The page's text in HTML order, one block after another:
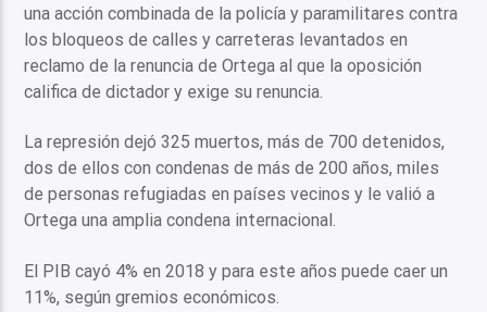
una acción combinada de la policía y paramilitares contra
los bloqueos de calles y carreteras levantados en
reclamo de la renuncia de Ortega al que la oposición
califica de dictador y exige su renuncia.
La represión dejó 325 muertos, más de 700 detenidos,
dos de ellos con condenas de más de 200 años, miles
de personas refugiadas en países vecinos y le valió a
Ortega una amplia condena internacional.
El PIB cayó 4% en 2018 y para este años puede caer un
11%, según gremios económicos.